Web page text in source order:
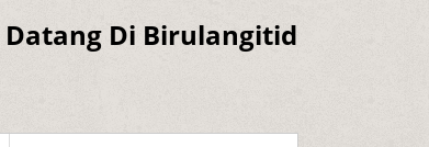
Datang Di Birulangitid